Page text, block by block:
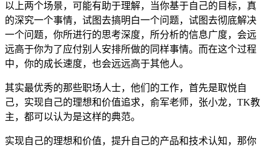
以上两个场景，可能有助于理解，当你基于自己的目标，真
的深究一个事情，试图去搞明白一个问题，试图去彻底解决
一个问题，你所进行的思考深度，所分析的信息广度，会远
远高于你为了应付别人安排所做的同样事情。而在这个过程
中，你的成长速度，也会远远高于其他人。
其实最优秀的那些职场人士，他们的工作，首先是取悦自
己，实现自己的理想和价值追求，俞军老师，张小龙，TK教
主，都可以认为是这样的典范。
实现自己的理想和价值，提升自己的产品和技术认知，那你